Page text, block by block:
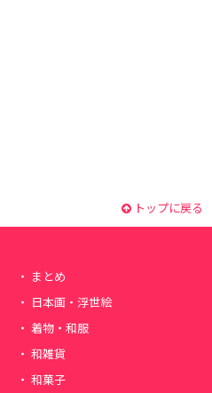
トップに戻る
まとめ
日本画・浮世絵
着物・和服
和雑貨
和菓子